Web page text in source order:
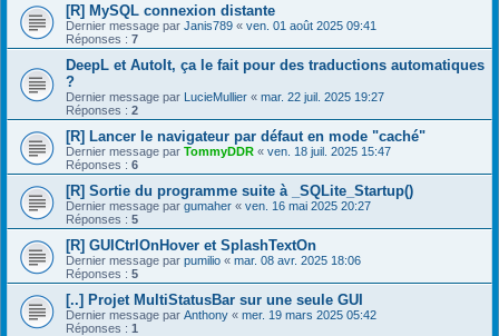
[R] MySQL connexion distante
Dernier message par Janis789 « ven. 01 août 2025 09:41
Réponses : 7
DeepL et AutoIt, ça le fait pour des traductions automatiques
?
Dernier message par LucieMullier « mar. 22 juil. 2025 19:27
Réponses : 2
[R] Lancer le navigateur par défaut en mode "caché"
Dernier message par TommyDDR « ven. 18 juil. 2025 15:47
Réponses : 6
[R] Sortie du programme suite à _SQLite_Startup()
Dernier message par gumaher « ven. 16 mai 2025 20:27
Réponses : 5
[R] GUICtrlOnHover et SplashTextOn
Dernier message par pumilio « mar. 08 avr. 2025 18:06
Réponses : 5
[..] Projet MultiStatusBar sur une seule GUI
Dernier message par Anthony « mer. 19 mars 2025 05:42
Réponses : 1